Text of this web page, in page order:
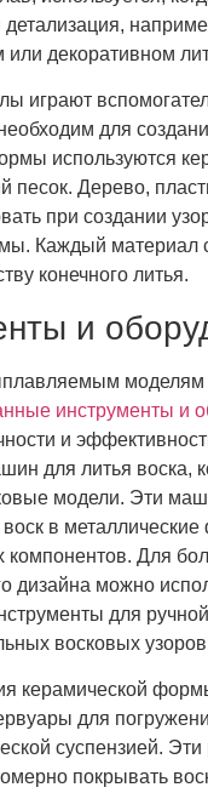
детализация,
или декоративном
играют
для
используются
песок. Дерево,
при создании
Каждый материал
конечного литья.
и
моделям
инструменты и
и
для литья воска,
модели. Эти
в
компонентов. Для
дизайна можно
для
восковых
керамической
для
суспензией.
покрывать